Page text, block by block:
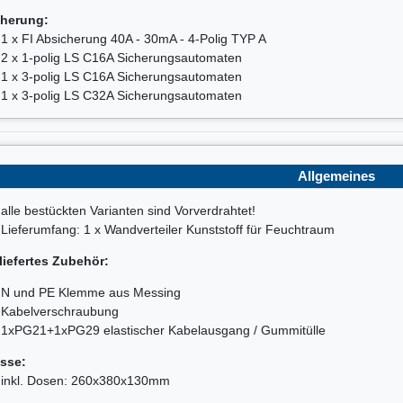
1 x FI Absicherung 40A - 30mA - 4-Polig TYP A
2 x 1-polig LS C16A Sicherungsautomaten
1 x 3-polig LS C16A Sicherungsautomaten
1 x 3-polig LS C32A Sicherungsautomaten
Allgemeines
alle bestückten Varianten sind Vorverdrahtet!
Lieferumfang: 1 x Wandverteiler Kunststoff für Feuchtraum
Zubehör:
N und PE Klemme aus Messing
Kabelverschraubung
1xPG21+1xPG29 elastischer Kabelausgang / Gummitülle
inkl. Dosen: 260x380x130mm